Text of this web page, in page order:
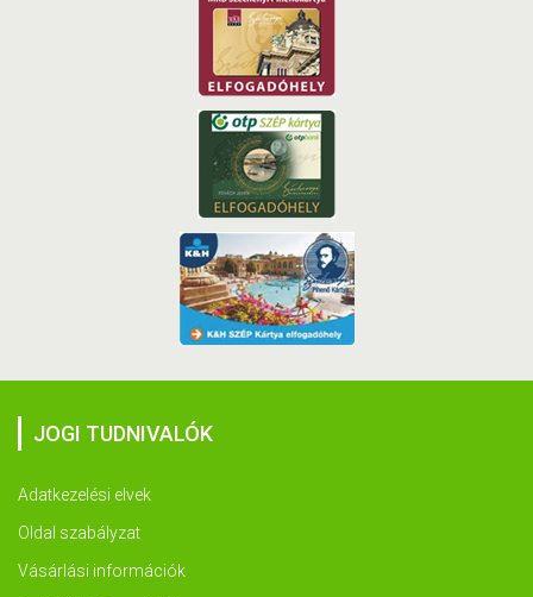
JOGI TUDNIVALÓK
Adatkezelési elvek
Oldal szabályzat
Vásárlási információk